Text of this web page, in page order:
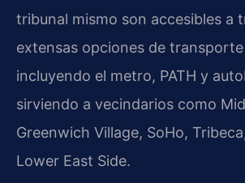
tribunal mismo son accesibles a
extensas opciones de
incluyendo el metro, PATH y
sirviendo a vecindarios como
Greenwich Village, SoHo,
Lower East Side.